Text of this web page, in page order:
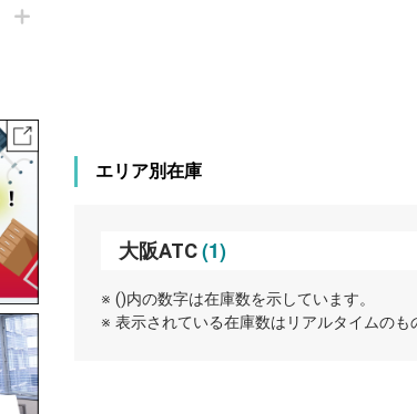
エリア別在庫
大阪ATC(1)
※ ()内の数字は在庫数を示しています。
※ 表示されている在庫数はリアルタイムのも